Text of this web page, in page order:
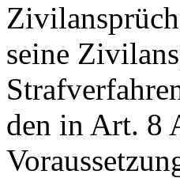
seine
den in Art. 8